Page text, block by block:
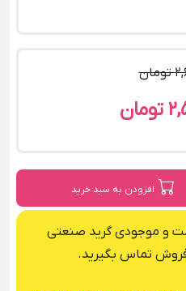
افزودن به سبد خرید
و موجودی گرید صنعتی
تماس بگیرید.